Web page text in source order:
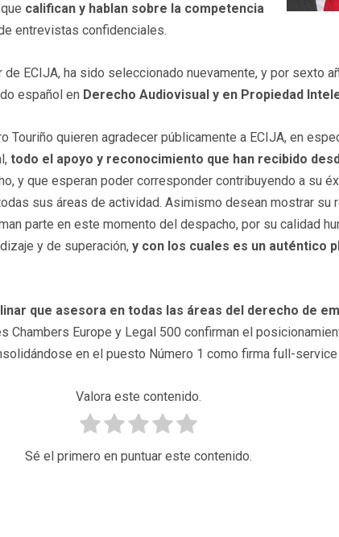
califican y hablan sobre la competencia
entrevistas confidenciales.
ECIJA, ha sido seleccionado nuevamente, y por sexto
español en Derecho Audiovisual y en Propiedad
Touriño quieren agradecer públicamente a ECIJA, en
todo el apoyo y reconocimiento que han recibido
y que esperan poder corresponder contribuyendo a su
sus áreas de actividad. Asimismo desean mostrar su
parte en este momento del despacho, por su calidad
y de superación, y con los cuales es un auténtico
que asesora en todas las áreas del derecho de
Chambers Europe y Legal 500 confirman el
en el puesto Número 1 como firma full-
Valora este contenido.
Sé el primero en puntuar este contenido.